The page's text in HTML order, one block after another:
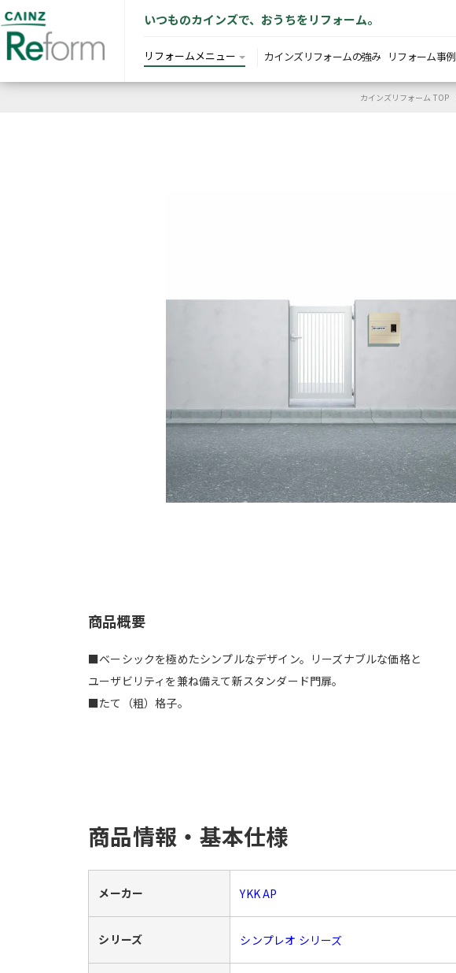
いつものカインズで、おうちをリフォーム。
リフォームメニュー カインズリフォームの強み リフォーム事例
カインズリフォーム TOP
商品概要
■ベーシックを極めたシンプルなデザイン。リーズナブルな価格と
ユーザビリティを兼ね備えて新スタンダード門扉。
■たて（粗）格子。
商品情報・基本仕様
メーカー YKK AP
シリーズ シンプレオ シリーズ